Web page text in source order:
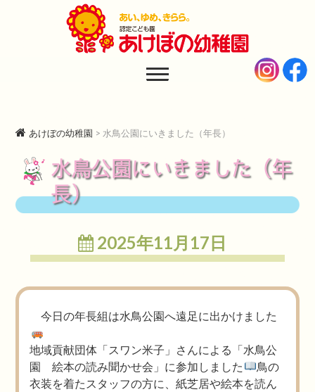
あけぼの幼稚園
あけぼの幼稚園 > 水鳥公園にいきました（年長）
水鳥公園にいきました（年
長）
2025年11月17日
今日の年長組は水鳥公園へ遠足に出かけました
地域貢献団体「スワン米子」さんによる「水鳥公
園 絵本の読み聞かせ会」に参加しました
鳥の
衣装を着たスタッフの方に、紙芝居や絵本を読ん